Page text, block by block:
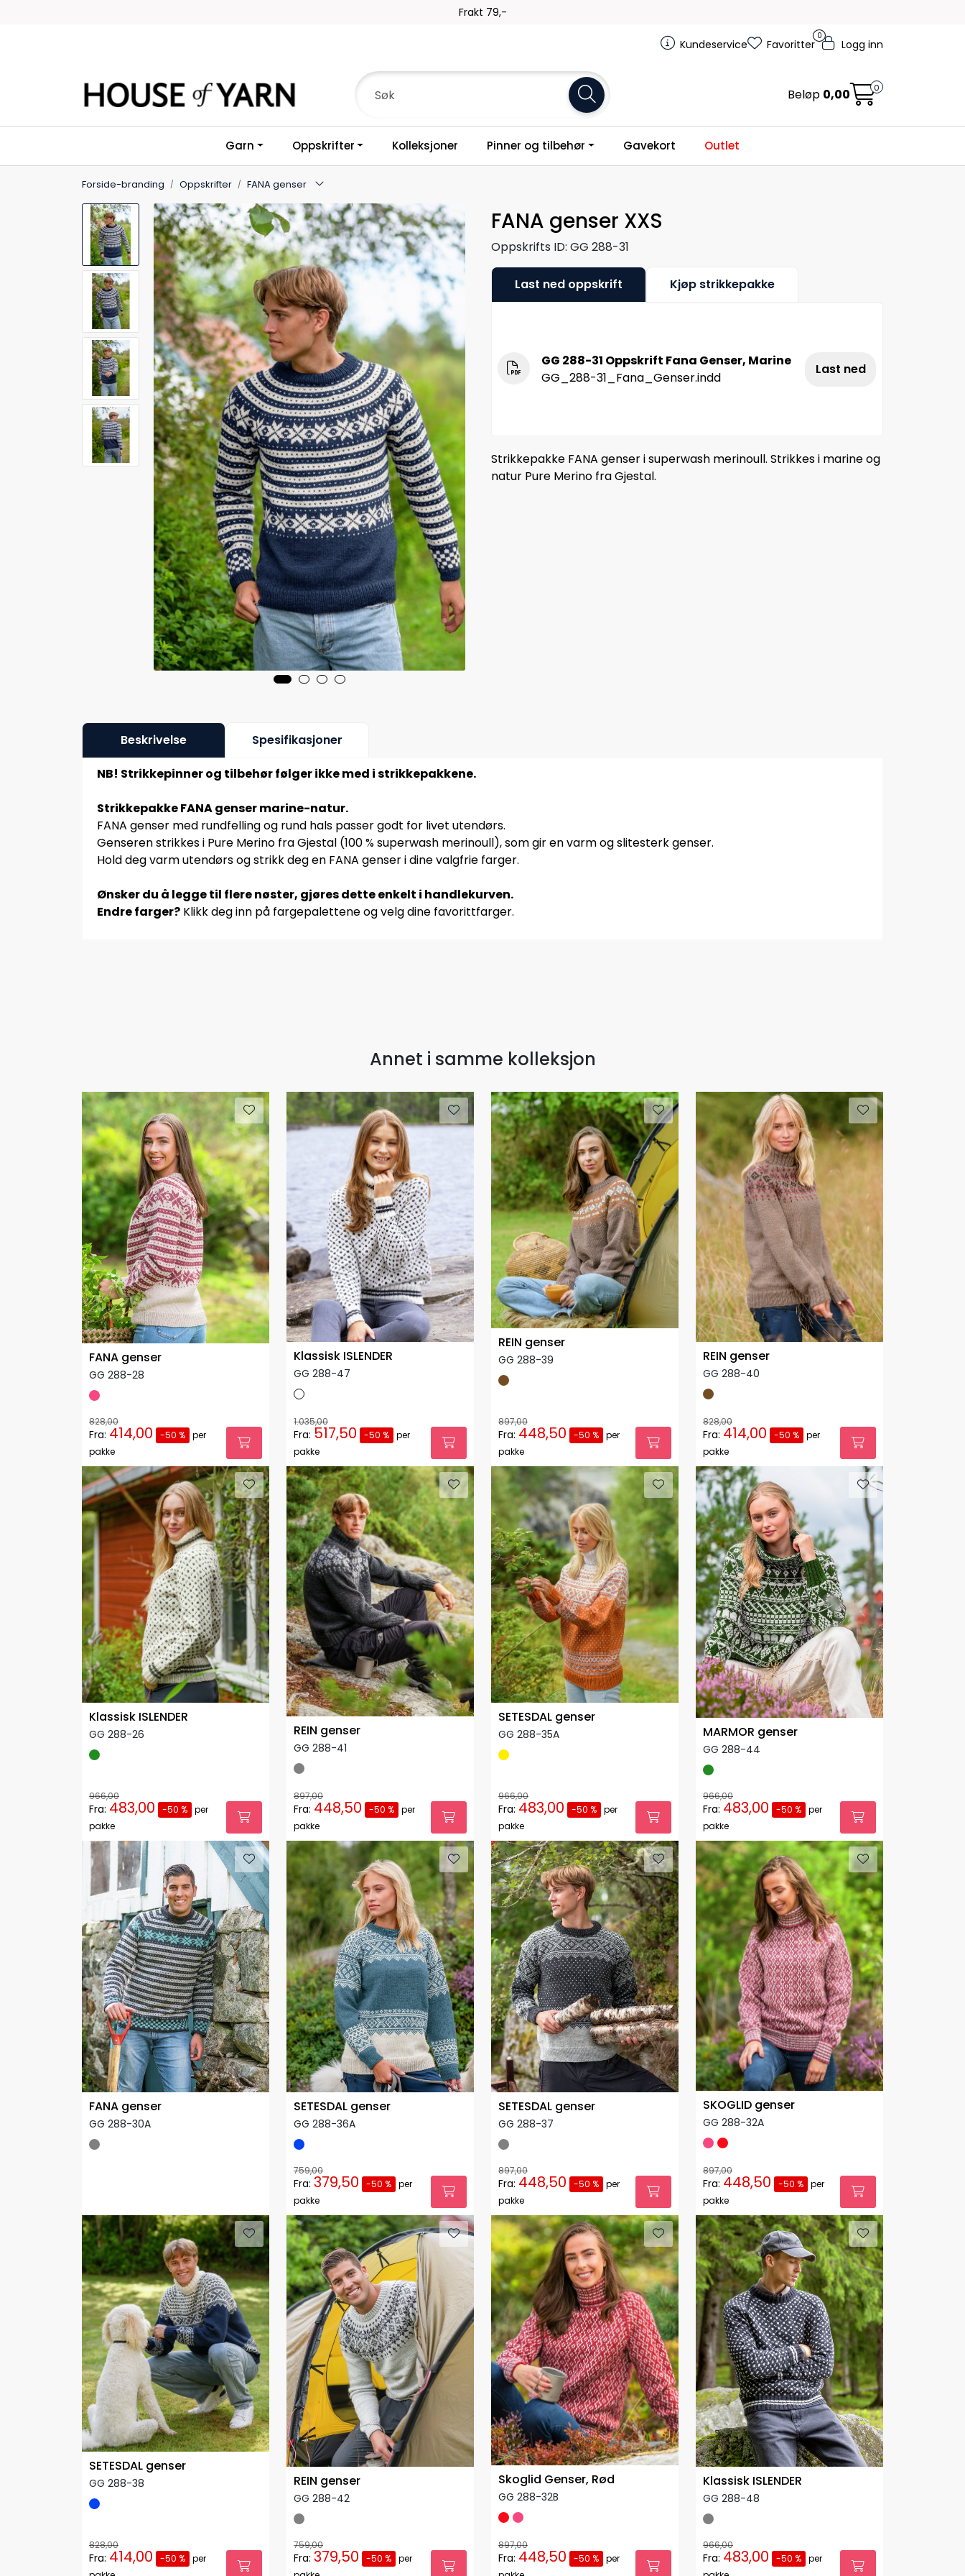
Frakt 79,-
Kundeservice
0
Favoritter Logg inn
Beløp 0,00 0
Garn Oppskrifter Kolleksjoner Pinner og tilbehør Gavekort Outlet
Forside-branding Oppskrifter FANA genser
FANA genser XXS
Oppskrifts ID: GG 288-31
Last ned oppskrift Kjøp strikkepakke
GG 288-31 Oppskrift Fana Genser, Marine
GG_288-31_Fana_Genser.indd
Last ned
Strikkepakke FANA genser i superwash merinoull. Strikkes i marine og
natur Pure Merino fra Gjestal.
Beskrivelse Spesifikasjoner
NB! Strikkepinner og tilbehør følger ikke med i strikkepakkene.
Strikkepakke FANA genser marine-natur.
FANA genser med rundfelling og rund hals passer godt for livet utendørs.
Genseren strikkes i Pure Merino fra Gjestal (100 % superwash merinoull), som gir en varm og slitesterk genser.
Hold deg varm utendørs og strikk deg en FANA genser i dine valgfrie farger.
Ønsker du å legge til flere nøster, gjøres dette enkelt i handlekurven.
Endre farger? Klikk deg inn på fargepalettene og velg dine favorittfarger.
Annet i samme kolleksjon
FANA genser
GG 288-28
828,00
Fra: 414,00 -50 % per
pakke
Klassisk ISLENDER
GG 288-47
1.035,00
Fra: 517,50 -50 % per
pakke
REIN genser
GG 288-39
897,00
Fra: 448,50 -50 % per
pakke
REIN genser
GG 288-40
828,00
Fra: 414,00 -50 % per
pakke
Klassisk ISLENDER
GG 288-26
966,00
Fra: 483,00 -50 % per
pakke
REIN genser
GG 288-41
897,00
Fra: 448,50 -50 % per
pakke
SETESDAL genser
GG 288-35A
966,00
Fra: 483,00 -50 % per
pakke
MARMOR genser
GG 288-44
966,00
Fra: 483,00 -50 % per
pakke
FANA genser
GG 288-30A
SETESDAL genser
GG 288-36A
759,00
Fra: 379,50 -50 % per
pakke
SETESDAL genser
GG 288-37
897,00
Fra: 448,50 -50 % per
pakke
SKOGLID genser
GG 288-32A
897,00
Fra: 448,50 -50 % per
pakke
SETESDAL genser
GG 288-38
828,00
Fra: 414,00 -50 % per
REIN genser
GG 288-42
759,00
Fra: 379,50 -50 % per
Skoglid Genser, Rød
GG 288-32B
897,00
Fra: 448,50 -50 % per
Klassisk ISLENDER
GG 288-48
966,00
Fra: 483,00 -50 % per